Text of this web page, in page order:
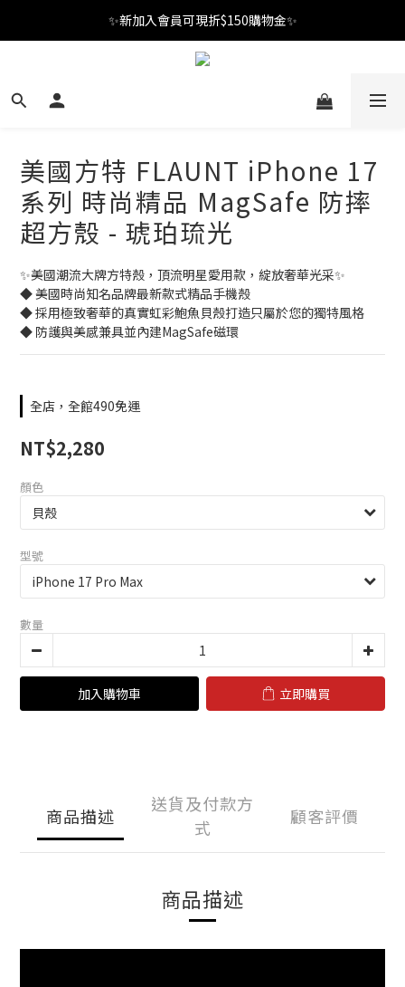
✨新加入會員可現折$150購物金✨
✨新加入會員可現折$150購物金✨
Welcome
美國方特 FLAUNT iPhone 17
系列 時尚精品 MagSafe 防摔
超方殼 - 琥珀琉光
✨美國潮流大牌方特殼，頂流明星愛用款，綻放奢華光采✨
◆ 美國時尚知名品牌最新款式精品手機殼
◆ 採用極致奢華的真實虹彩鮑魚貝殼打造只屬於您的獨特風格
◆ 防護與美感兼具並內建MagSafe磁環
全店，全館490免運
NT$2,280
顏色
型號
數量
加入購物車 立即購買
商品描述
送貨及付款方
式
顧客評價
商品描述